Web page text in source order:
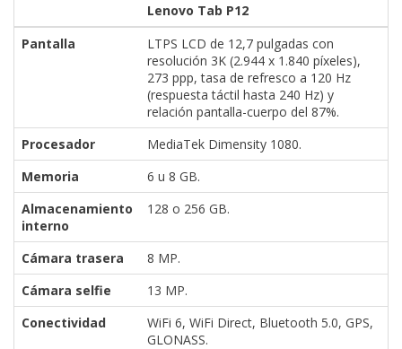
Lenovo Tab P12
Pantalla
LTPS LCD de 12,7 pulgadas con
resolución 3K (2.944 x 1.840 píxeles),
273 ppp, tasa de refresco a 120 Hz
(respuesta táctil hasta 240 Hz) y
relación pantalla-cuerpo del 87%.
Procesador
MediaTek Dimensity 1080.
Memoria
6 u 8 GB.
Almacenamiento
interno
128 o 256 GB.
Cámara trasera
8 MP.
Cámara selfie
13 MP.
Conectividad
WiFi 6, WiFi Direct, Bluetooth 5.0, GPS,
GLONASS.